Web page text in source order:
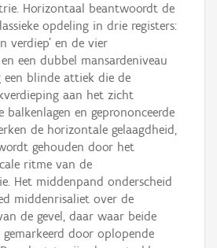
Horizontaal beantwoordt de
opdeling in drie registers:
verdiep' en de vier
een dubbel mansardeniveau
een blinde attiek die de
aan het zicht
en geprononceerde
de horizontale gelaagdheid,
gehouden door het
ritme van de
Het middenpand onderscheid
middenrisaliet over de
de gevel, daar waar beide
door oplopende